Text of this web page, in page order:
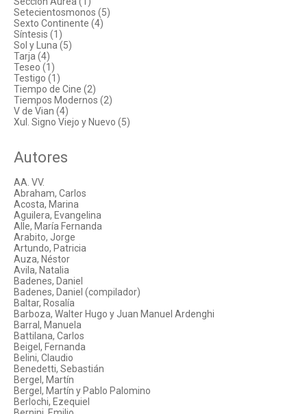
Setecientosmonos (5)
Sexto Continente (4)
Síntesis (1)
Sol y Luna (5)
Tarja (4)
Teseo (1)
Testigo (1)
Tiempo de Cine (2)
Tiempos Modernos (2)
V de Vian (4)
Xul. Signo Viejo y Nuevo (5)
Autores
AA. VV.
Abraham, Carlos
Acosta, Marina
Aguilera, Evangelina
Alle, María Fernanda
Arabito, Jorge
Artundo, Patricia
Auza, Néstor
Avila, Natalia
Badenes, Daniel
Badenes, Daniel (compilador)
Baltar, Rosalía
Barboza, Walter Hugo y Juan Manuel Ardenghi
Barral, Manuela
Battilana, Carlos
Beigel, Fernanda
Belini, Claudio
Benedetti, Sebastián
Bergel, Martín
Bergel, Martín y Pablo Palomino
Berlochi, Ezequiel